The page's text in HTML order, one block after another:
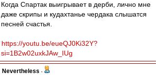
Когда Спартак выигрывает в дерби, лично мне
даже скрипы и кудахтанье чердака слышатся
песней счастья.
https://youtu.be/eueQJ0Ki32Y?
si=1B2w02uxkJAw_IUg
Nevertheless -